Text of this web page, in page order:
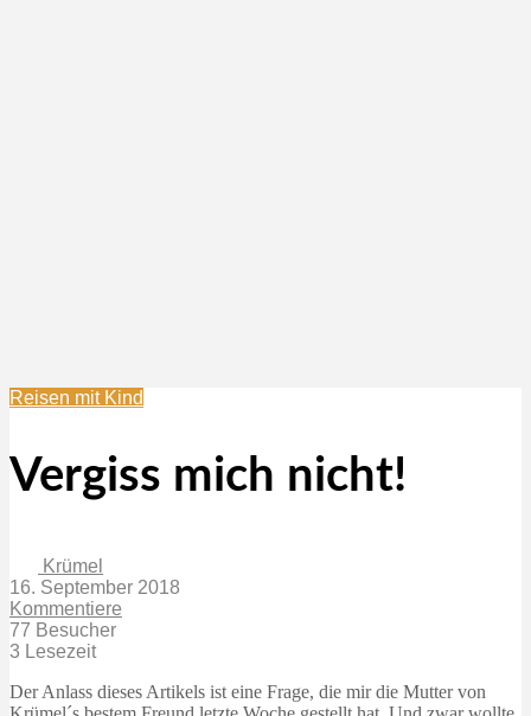
Reisen mit Kind
Vergiss mich nicht!
Krümel
16. September 2018
Kommentiere
77 Besucher
3 Lesezeit
Der Anlass dieses Artikels ist eine Frage, die mir die Mutter von